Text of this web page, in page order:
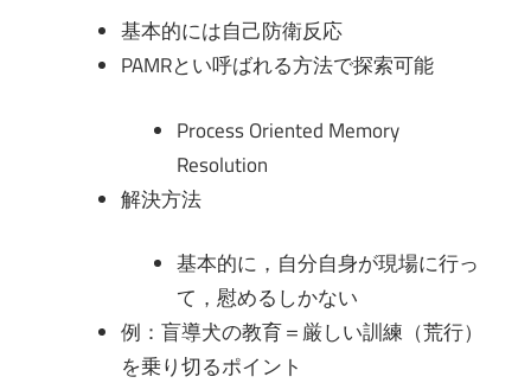
基本的には自己防衛反応
PAMRとい呼ばれる方法で探索可能
Process Oriented Memory
Resolution
解決方法
基本的に，自分自身が現場に行っ
て，慰めるしかない
例：盲導犬の教育＝厳しい訓練（荒行）
を乗り切るポイント